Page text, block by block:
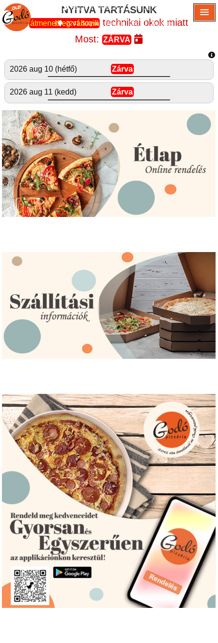
36 (30) / 526 61 62 36 (29) / 745 146
2241 Sülysáp, Vasút u. 45/c Belépés
NYITVA TARTÁSUNK
átmenetileg változik technikai okok miatt
Most: ZÁRVA
2026 aug 10 (hétfő) Zárva
2026 aug 11 (kedd) Zárva